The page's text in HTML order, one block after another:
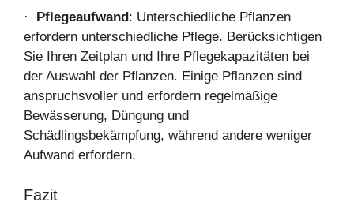
· Pflegeaufwand : Unterschiedliche Pflanzen
erfordern unterschiedliche Pflege. Berücksichtigen
Sie Ihren Zeitplan und Ihre Pflegekapazitäten bei
der Auswahl der Pflanzen. Einige Pflanzen sind
anspruchsvoller und erfordern regelmäßige
Bewässerung, Düngung und
Schädlingsbekämpfung, während andere weniger
Aufwand erfordern.
Fazit